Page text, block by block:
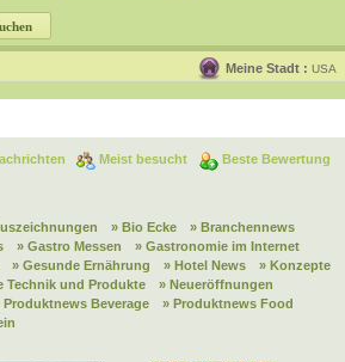
Meine Stadt : USA
Meist besucht Beste Bewertung
» Bio Ecke
» Branchennews
» Gastro Messen
» Gastronomie im Internet
» Gesunde Ernährung » Hotel News
» Konzepte
Technik und Produkte
» Neueröffnungen
Produktnews Beverage
» Produktnews Food